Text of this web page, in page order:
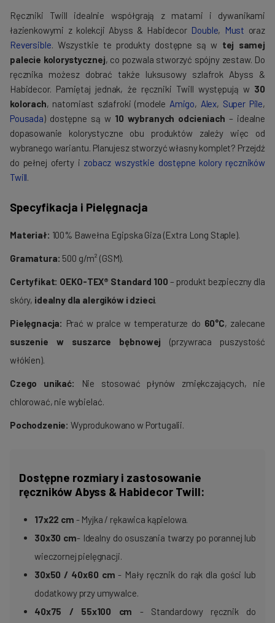
Ręczniki Twill idealnie współgrają z matami i dywanikami
łazienkowymi z kolekcji Abyss & Habidecor Double, Must oraz
Reversible. Wszystkie te produkty dostępne są w tej samej
palecie kolorystycznej, co pozwala stworzyć spójny zestaw. Do
ręcznika możesz dobrać także luksusowy szlafrok Abyss &
Habidecor. Pamiętaj jednak, że ręczniki Twill występują w 30
kolorach, natomiast szlafroki (modele Amigo, Alex, Super Pile,
Pousada) dostępne są w 10 wybranych odcieniach – idealne
dopasowanie kolorystyczne obu produktów zależy więc od
wybranego wariantu. Planujesz stworzyć własny komplet? Przejdź
do pełnej oferty i zobacz wszystkie dostępne kolory ręczników
Twill.
Specyfikacja i Pielęgnacja
Materiał: 100% Bawełna Egipska Giza (Extra Long Staple).
Gramatura: 500 g/m² (GSM).
Certyfikat: OEKO-TEX® Standard 100 – produkt bezpieczny dla
skóry, idealny dla alergików i dzieci.
Pielęgnacja: Prać w pralce w temperaturze do 60°C, zalecane
suszenie w suszarce bębnowej (przywraca puszystość
włókien).
Czego unikać:
Nie stosować płynów zmiękczających, nie
chlorować, nie wybielać.
Pochodzenie: Wyprodukowano w Portugalii.
Dostępne rozmiary i zastosowanie
ręczników Abyss & Habidecor Twill:
17x22 cm - Myjka / rękawica kąpielowa.
30x30 cm- Idealny do osuszania twarzy po porannej lub
wieczornej pielęgnacji.
30x50 / 40x60 cm - Mały ręcznik do rąk dla gości lub
dodatkowy przy umywalce.
40x75 / 55x100 cm - Standardowy ręcznik do